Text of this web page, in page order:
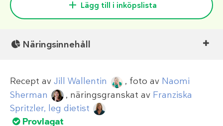
Lägg till i inköpslista
Näringsinnehåll
Recept av Jill Wallentin , foto av Naomi
Sherman
, näringsgranskat av Franziska
Spritzler, leg dietist
Provlagat